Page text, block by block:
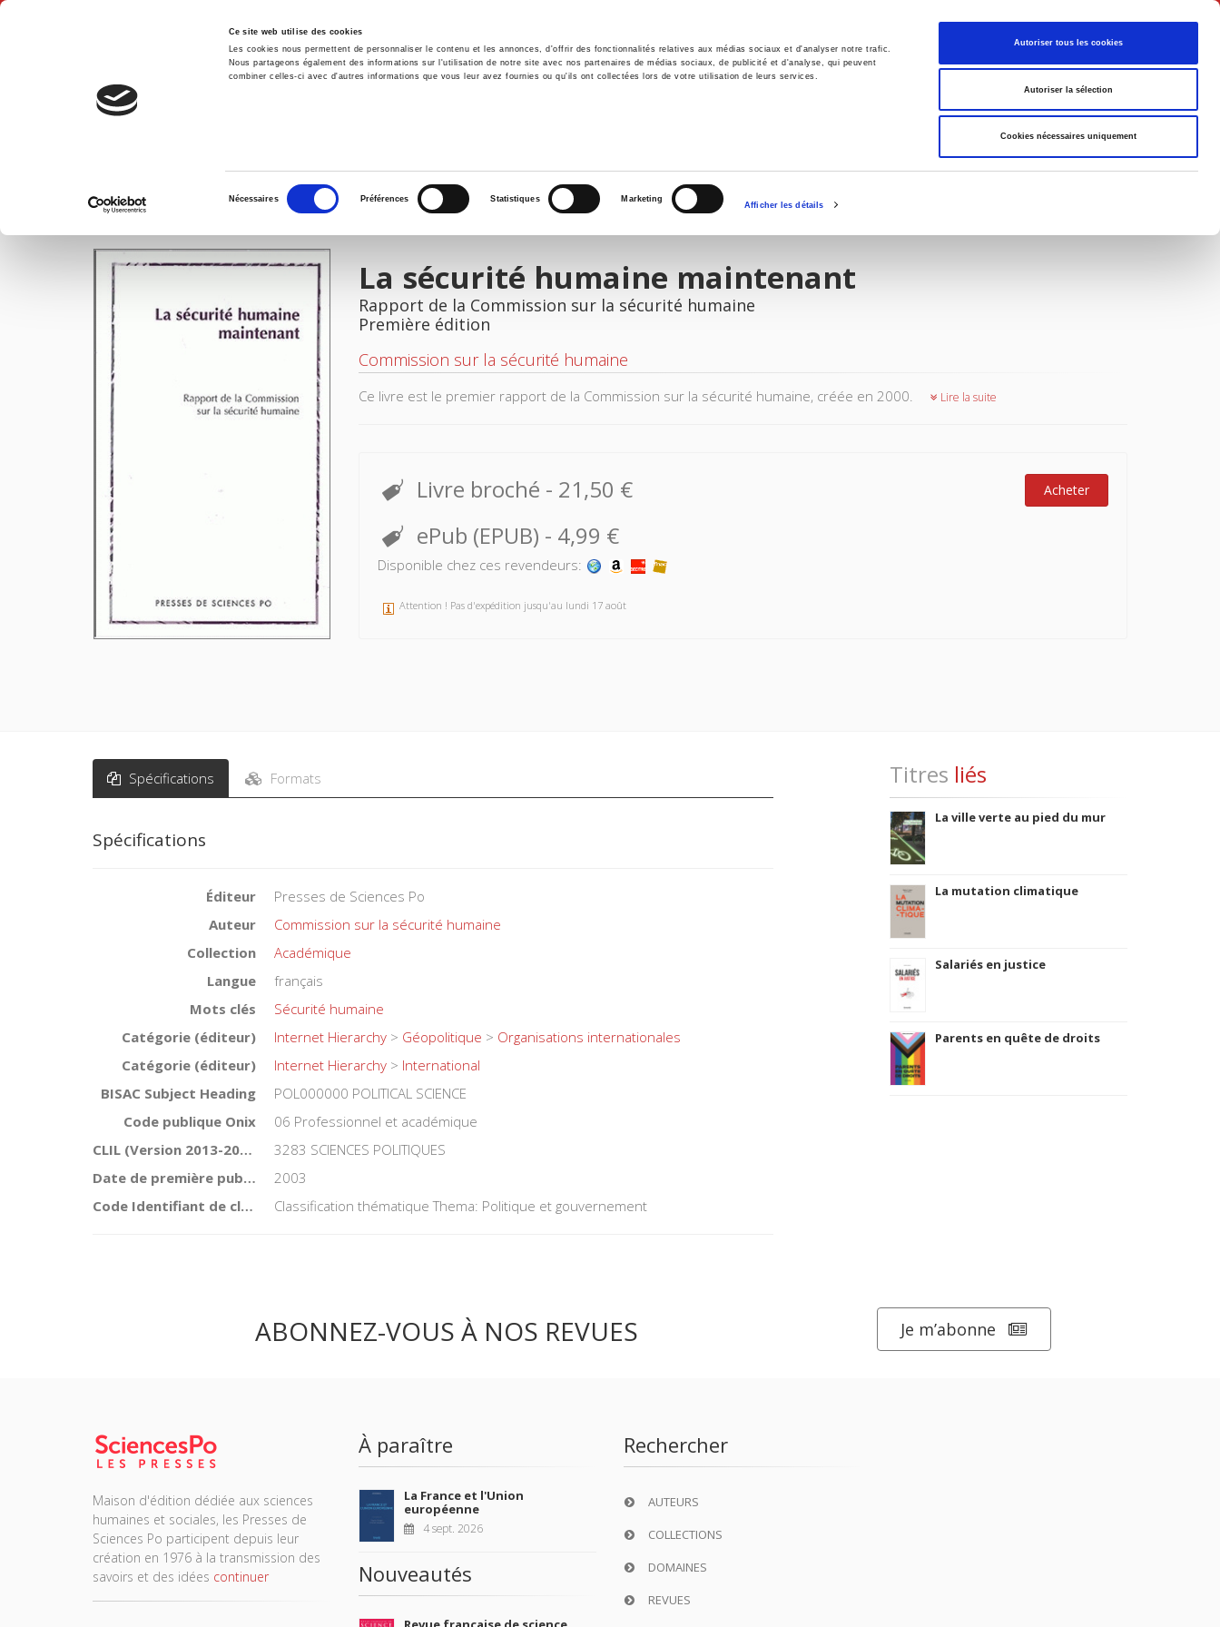
Ce site web utilise des cookies
Les cookies nous permettent de personnaliser le contenu et les annonces, d'offrir des fonctionnalités relatives aux médias sociaux et d'analyser notre trafic.
Nous partageons également des informations sur l'utilisation de notre site avec nos partenaires de médias sociaux, de publicité et d'analyse, qui peuvent
combiner celles-ci avec d'autres informations que vous leur avez fournies ou qu'ils ont collectées lors de votre utilisation de leurs services.
consentement
Nécessaires Préférences Statistiques Marketing
Afficher les détails
Autoriser tous les cookies
Autoriser la sélection
Cookies nécessaires uniquement
Français
Accueil Environnement Histoire International
IMAGES
La sécurité humaine maintenant
Rapport de la Commission sur la sécurité humaine
Première édition
Commission sur la sécurité humaine
Ce livre est le premier rapport de la Commission sur la sécurité humaine, créée en 2000. Lire la suite
Livre broché - 21,50 € Acheter
ePub (EPUB) - 4,99 €
Disponible chez ces revendeurs:
Attention ! Pas d'expédition jusqu'au lundi 17 août
Spécifications Formats
Spécifications
Éditeur
Presses de Sciences Po
Auteur
Commission sur la sécurité humaine
Collection
Académique
Langue
français
Mots clés
Sécurité humaine
Catégorie (éditeur)
Internet Hierarchy > Géopolitique > Organisations internationales
Catégorie (éditeur)
Internet Hierarchy > International
BISAC Subject Heading
POL000000 POLITICAL SCIENCE
Code publique Onix
06 Professionnel et académique
CLIL (Version 2013-2019 )
3283 SCIENCES POLITIQUES
Date de première publication du titre
2003
Code Identifiant de classement sujet
Classification thématique Thema: Politique et gouvernement
Titres liés
La ville verte au pied du mur
La mutation climatique
Salariés en justice
Parents en quête de droits
ABONNEZ-VOUS À NOS REVUES Je m’abonne
Maison d'édition dédiée aux sciences
humaines et sociales, les Presses de
Sciences Po participent depuis leur
création en 1976 à la transmission des
savoirs et des idées continuer
À paraître
La France et l'Union
européenne
4 sept. 2026
Nouveautés
Rechercher
AUTEURS
COLLECTIONS
DOMAINES
REVUES